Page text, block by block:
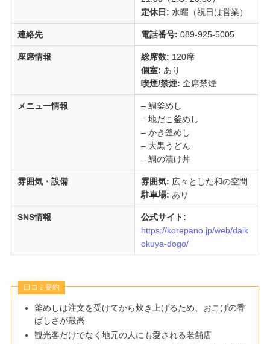
定休日: 水曜（祝日は営業）
連絡先 電話番号: 089-925-5005
座席情報 総席数: 120席
個室: あり
喫煙/禁煙: 全席禁煙
メニュー情報
– 鯛釜めし
– 地だこ釜めし
– かき釜めし
– 大黒うどん
– 鯛の漬け丼
雰囲気・設備 雰囲気: 広々とした和の空間
駐車場: あり
SNS情報
公式サイト:
https://korepano.jp/web/daik
okuya-dogo/
口コミ要約
釜めしは注文を受けてから炊き上げるため、おこげの香
ばしさが最高
観光客だけでなく地元の人にも愛される老舗店